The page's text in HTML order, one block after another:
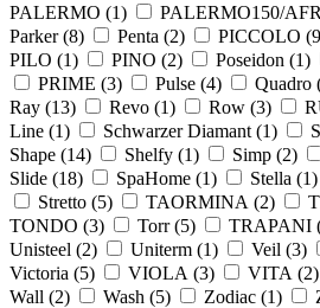
PALERMO (1) PALERMO150/
Parker (8) Penta (2) PICCOLO (9
PILO (1) PINO (2) Poseidon (1)
PRIME (3) Pulse (4) Quadro
Ray (13) Revo (1) Row (3)
Line (1) Schwarzer Diamant (1)
Shape (14) Shelfy (1) Simp (2)
Slide (18) SpaHome (1) Stella (1)
Stretto (5) TAORMINA (2)
TONDO (3) Torr (5) TRAPANI
Unisteel (2) Uniterm (1) Veil (3)
Victoria (5) VIOLA (3) VITA (2)
Wall (2) Wash (5) Zodiac (1)